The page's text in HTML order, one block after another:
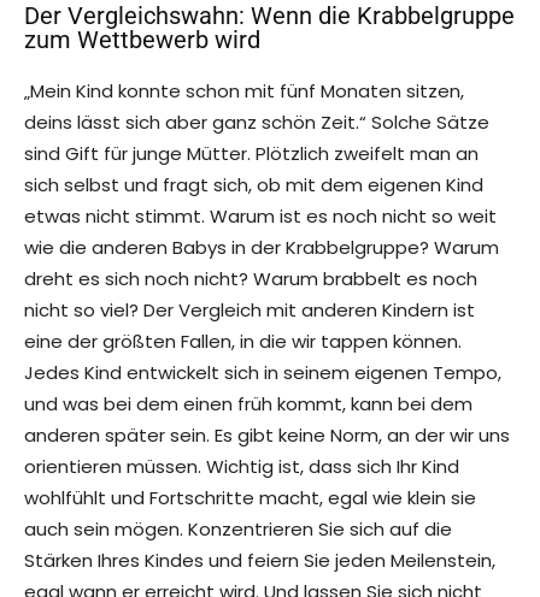
Der Vergleichswahn: Wenn die Krabbelgruppe
zum Wettbewerb wird
„Mein Kind konnte schon mit fünf Monaten sitzen,
deins lässt sich aber ganz schön Zeit.“ Solche Sätze
sind Gift für junge Mütter. Plötzlich zweifelt man an
sich selbst und fragt sich, ob mit dem eigenen Kind
etwas nicht stimmt. Warum ist es noch nicht so weit
wie die anderen Babys in der Krabbelgruppe? Warum
dreht es sich noch nicht? Warum brabbelt es noch
nicht so viel? Der Vergleich mit anderen Kindern ist
eine der größten Fallen, in die wir tappen können.
Jedes Kind entwickelt sich in seinem eigenen Tempo,
und was bei dem einen früh kommt, kann bei dem
anderen später sein. Es gibt keine Norm, an der wir uns
orientieren müssen. Wichtig ist, dass sich Ihr Kind
wohlfühlt und Fortschritte macht, egal wie klein sie
auch sein mögen. Konzentrieren Sie sich auf die
Stärken Ihres Kindes und feiern Sie jeden Meilenstein,
egal wann er erreicht wird. Und lassen Sie sich nicht